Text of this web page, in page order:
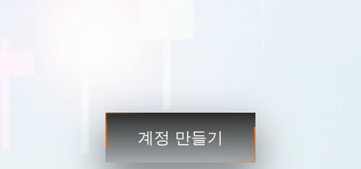
3단계거래
계정 만들기